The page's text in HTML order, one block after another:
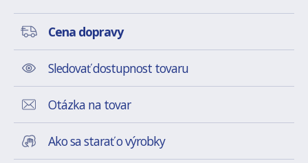
Cena dopravy
Sledovať dostupnost tovaru
Otázka na tovar
Ako sa starať o výrobky